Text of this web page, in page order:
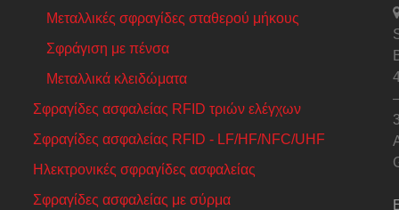
Μεταλλικές σφραγίδες σταθερού μήκους
Σφράγιση με πένσα
Μεταλλικά κλειδώματα
Σφραγίδες ασφαλείας RFID τριών ελέγχων
Σφραγίδες ασφαλείας RFID - LF/HF/NFC/UHF
Ηλεκτρονικές σφραγίδες ασφαλείας
Σφραγίδες ασφαλείας με σύρμα